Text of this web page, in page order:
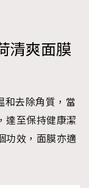
清爽面膜
和去除角質，當
達至保持健康潔
功效，面膜亦適